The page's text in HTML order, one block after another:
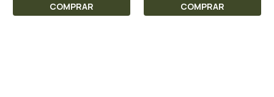
COMPRAR COMPRAR